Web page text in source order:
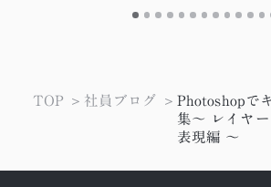
TOP 社員ブログ
Photoshopで
集〜 レイヤ
表現編 〜